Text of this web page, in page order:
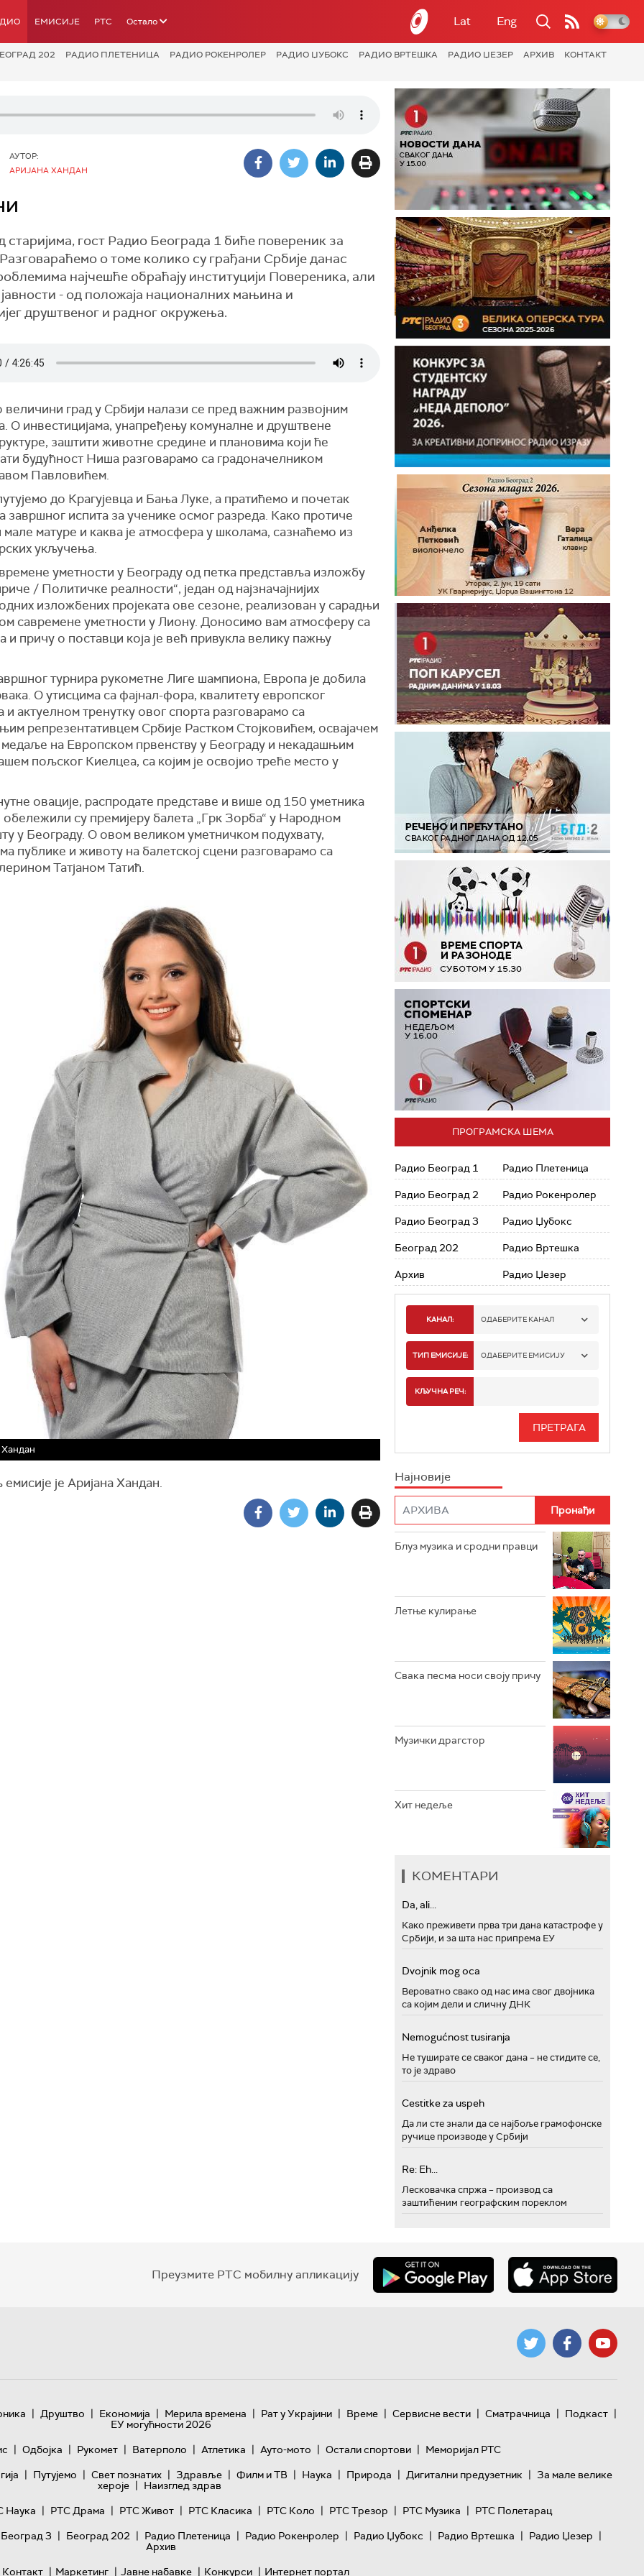
ЕМИСИЈЕ РТС Остало Lat Eng
202 РАДИО ПЛЕТЕНИЦА РАДИО РОКЕНРОЛЕР РАДИО ЏУБОКС РАДИО ВРТЕШКА РАДИО ЏЕЗЕР АРХИВ
КОНТАКТ
АУТОР:
АРИЈАНА ХАНДАН
гост Радио Београда 1 биће повереник за
о томе колико су грађани Србије данас
најчешће обраћају институцији Повереника, али
- од положаја националних мањина и
друштвеног и радног окружења.
величини град у Србији налази се пред важним развојним
О инвестицијама, унапређењу комуналне и друштвене
заштити животне средине и плановима који ће
будућност Ниша разговарамо са градоначелником
Павловићем.
до Крагујевца и Бања Луке, а пратићемо и почетак
завршног испита за ученике осмог разреда. Како протиче
мале матуре и каква је атмосфера у школама, сазнаћемо из
укључења.
уметности у Београду од петка представља изложбу
/ Политичке реалности“, један од најзначајнијих
изложбених пројеката ове сезоне, реализован у сарадњи
савремене уметности у Лиону. Доносимо вам атмосферу са
и причу о поставци која је већ привукла велику пажњу
турнира рукометне Лиге шампиона, Европа је добила
О утисцима са фајнал-фора, квалитету европског
и актуелном тренутку овог спорта разговарамо са
репрезентативцем Србије Растком Стојковићем, освајачем
на Европском првенству у Београду и некадашњим
пољског Киелцеа, са којим је освојио треће место у
овације, распродате представе и више од 150 уметника
обележили су премијеру балета „Грк Зорба“ у Народном
у Београду. О овом великом уметничком подухвату,
публике и животу на балетској сцени разговарамо са
Татјаном Татић.
Хандан
је Аријана Хандан.
ПРОГРАМСКА ШЕМА
Радио Београд 1
Радио Београд 2
Радио Београд 3
Београд 202
Архив
Радио Плетеница
Радио Рокенролер
Радио Џубокс
Радио Вртешка
Радио Џезер
КАНАЛ: ОДАБЕРИТЕ КАНАЛ
РАДИО БЕОГРАД 1
РАДИО БЕОГРАД 3
РАДИО РОКЕНРОЛЕР
РАДИО ЏУБОКС
РАДИО ВРТЕШКА
РАДИО ЏЕЗЕР
ТИП ЕМИСИЈЕ: ОДАБЕРИТЕ ЕМИСИЈУ
ИНФО
КЉУЧНА РЕЧ:
Најновије
Блуз музика и сродни правци
Летње кулирање
Свака песма носи своју причу
Музички драгстор
Хит недеље
КОМЕНТАРИ
Da, ali...
Како преживети прва три дана катастрофе у
Србији, и за шта нас припрема ЕУ
Dvojnik mog oca
Вероватно свако од нас има свог двојника
са којим дели и сличну ДНК
Nemogućnost tusiranja
Не туширате се сваког дана – не стидите се,
то је здраво
Cestitke za uspeh
Да ли сте знали да се најбоље грамофонске
ручице производе у Србији
Re: Eh...
Лесковачка спржа – производ са
заштићеним географским пореклом
Преузмите РТС мобилну апликацију
| Друштво | Економија | Мерила времена | Рат у Украјини | Време | Сервисне вести | Сматрачница | Подкаст |
ЕУ могућности 2026
| Одбојка | Рукомет | Ватерполо | Атлетика | Ауто-мото | Остали спортови | Меморијал РТС
| Путујемо | Свет познатих | Здравље | Филм и ТВ | Наука | Природа | Дигитални предузетник | За мале велике
хероје | Наизглед здрав
Наука | РТС Драма | РТС Живот | РТС Класика | РТС Коло | РТС Трезор | РТС Музика | РТС Полетарац
3 | Београд 202 | Радио Плетеница | Радио Рокенролер | Радио Џубокс | Радио Вртешка | Радио Џезер |
Архив
Контакт | Маркетинг | Јавне набавке | Конкурси | Интернет портал